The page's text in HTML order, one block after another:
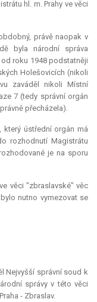
hl. m. Prahy ve věci
právě naopak v
byla národní správa
roku 1948 podstatněji
Holešovicích (nikoli
zaváděl nikoli Místní
7 (tedy správní orgán
přecházela).
ústřední orgán má
rozhodnutí Magistrátu
je na sporu
věci "zbraslavské" věc
nutno vymezovat se
Nejvyšší správní soud k
správy v této věci
- Zbraslav.